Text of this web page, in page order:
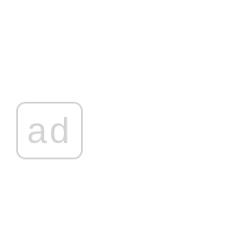
ad